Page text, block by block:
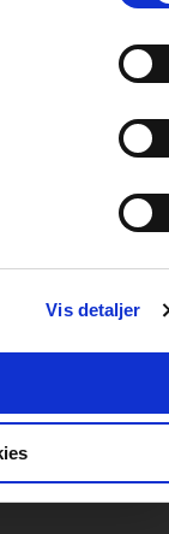
Vis detaljer